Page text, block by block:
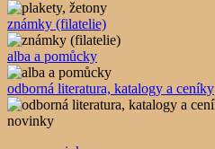
známky (filatelie)
alba a pomůcky
odborná literatura, katalogy a ceníky
novinky